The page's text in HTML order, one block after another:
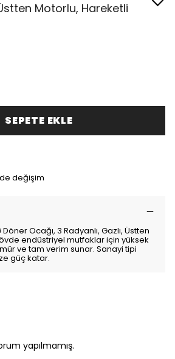
Motorlu, Hareketli
SEPETE EKLE
değişim
Ocağı, 3 Radyanlı, Gazlı, Üstten
endüstriyel mutfaklar için yüksek
ve tam verim sunar. Sanayi tipi
güç katar.
yapılmamış.